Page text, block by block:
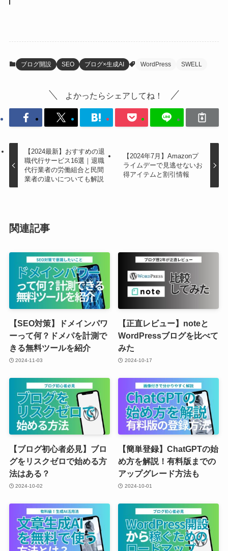
ブログ開設 SEO ブログ×生成AI WordPress SWELL
よかったらシェアしてね！
【2024最新】おすすめの退
職代行サービス16選｜退職
代行業者の労働組合と民間
業者の違いについても解説
【2024年7月】Amazonプ
ライムデーで見逃せないお
得アイテムと割引情報
関連記事
【SEO対策】ドメインパワ
ーって何？ドメパを計測で
きる無料ツールを紹介
2024-11-03
【正直レビュー】noteと
WordPressブログを比べて
みた
2024-10-17
【ブログ初心者必見】ブロ
グをリスクゼロで始める方
法はある？
2024-10-02
【簡単登録】ChatGPTの始
め方を解説！有料版までの
アップグレード方法も
2024-10-01